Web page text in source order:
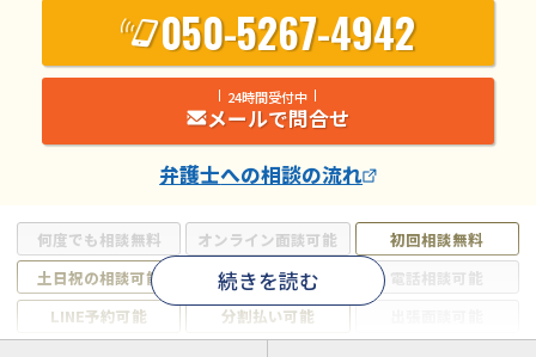
何度でも相談無料 オンライン面談可能
初回相談無料
土日祝の相談可能
19時以降電話可能
電話相談可能
LINE予約可能
分割払い可能
続きを読む
050-5267-4942
24時間受付中
メールで問合せ
弁護士への相談の流れ